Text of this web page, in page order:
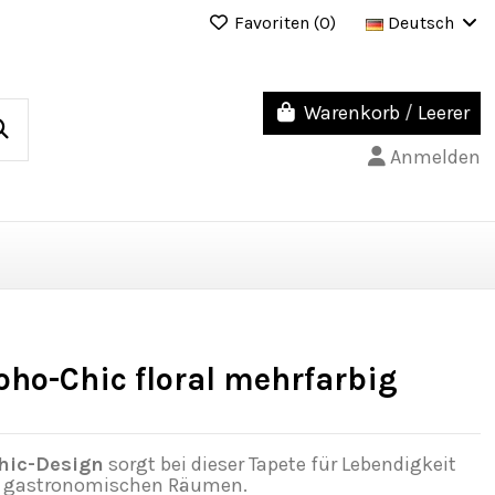
Favoriten (0) Deutsch
Warenkorb / Leerer
Anmelden
Chic floral mehrfarbig
Design sorgt bei dieser Tapete für Lebendigkeit
Räumen.